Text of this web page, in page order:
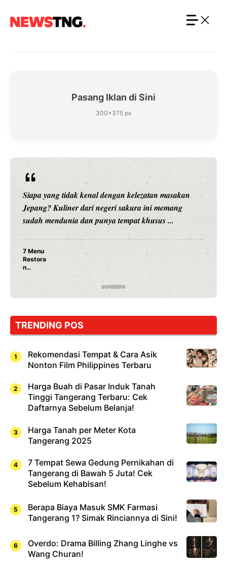
Pasang Iklan di Sini
300×375 px
Siapa yang tidak kenal dengan kelezatan masakan
Jepang? Kuliner dari negeri sakura ini memang
sudah mendunia dan punya tempat khusus ...
7 Menu
Restora
n
Jepang
yang
Dicoba,
Cuma
Sushi!
TRENDING POS
Rekomendasi Tempat & Cara Asik
Nonton Film Philippines Terbaru
Harga Buah di Pasar Induk Tanah
Tinggi Tangerang Terbaru: Cek
Daftarnya Sebelum Belanja!
Harga Tanah per Meter Kota
Tangerang 2025
7 Tempat Sewa Gedung Pernikahan di
Tangerang di Bawah 5 Juta! Cek
Sebelum Kehabisan!
Berapa Biaya Masuk SMK Farmasi
Tangerang 1? Simak Rinciannya di Sini!
Overdo: Drama Billing Zhang Linghe vs
Wang Churan!